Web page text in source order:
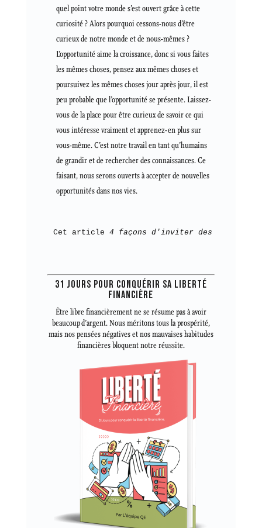
quel point votre monde s’est ouvert grâce à cette
curiosité ? Alors pourquoi cessons-nous d’être
curieux de notre monde et de nous-mêmes ?
L’opportunité aime la croissance, donc si vous faites
les mêmes choses, pensez aux mêmes choses et
poursuivez les mêmes choses jour après jour, il est
peu probable que l’opportunité se présente. Laissez-
vous de la place pour être curieux de savoir ce qui
vous intéresse vraiment et apprenez-en plus sur
vous-même. C’est notre travail en tant qu’humains
de grandir et de rechercher des connaissances. Ce
faisant, nous serons ouverts à accepter de nouvelles
opportunités dans nos vies.
Cet article 4 façons d'inviter des
31 JOURS POUR CONQUÉRIR SA LIBERTÉ
FINANCIÈRE
Être libre financièrement ne se résume pas à avoir
beaucoup d’argent. Nous méritons tous la prospérité,
mais nos pensées négatives et nos mauvaises habitudes
financières bloquent notre réussite.